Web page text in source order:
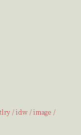
idw
image